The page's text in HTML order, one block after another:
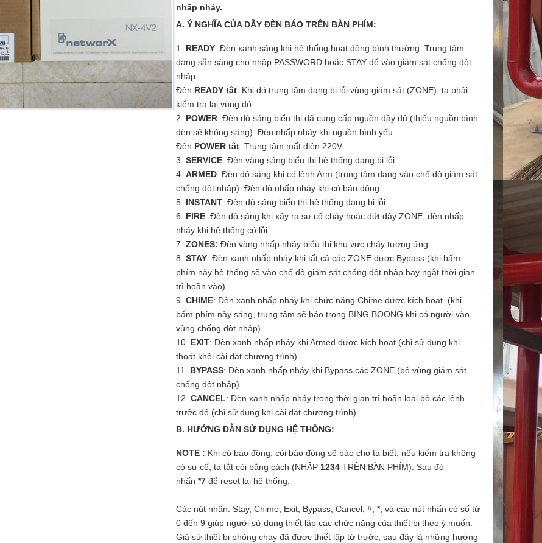
nhấp nháy.
A. Ý NGHĨA CỦA DÃY ĐÈN BÁO TRÊN BÀN PHÍM:
1. READY: Đèn xanh sáng khi hệ thống hoạt động bình thường. Trung tâm
đang sẵn sàng cho nhập PASSWORD hoặc STAY để vào giám sát chống đột
nhập.
Đèn READY tắt: Khi đó trung tâm đang bị lỗi vùng giám sát (ZONE), ta phải
kiểm tra lại vùng đó.
2. POWER: Đèn đỏ sáng biểu thị đã cung cấp nguồn đầy đủ (thiếu nguồn bình
đèn sẽ không sáng). Đèn nhấp nháy khi nguồn bình yếu.
Đèn POWER tắt: Trung tâm mất điện 220V.
3. SERVICE: Đèn vàng sáng biểu thị hệ thống đang bị lỗi.
4. ARMED: Đèn đỏ sáng khi có lệnh Arm (trung tâm đang vào chế độ giám sát
chống đột nhập). Đèn đỏ nhấp nháy khi có báo động.
5. INSTANT: Đèn đỏ sáng biểu thị hệ thống đang bị lỗi.
6. FIRE: Đèn đỏ sáng khi xảy ra sự cố cháy hoặc đứt dây ZONE, đèn nhấp
nháy khi hệ thống có lỗi.
7. ZONES: Đèn vàng nhấp nháy biểu thị khu vực cháy tương ứng.
8. STAY: Đèn xanh nhấp nháy khi tất cả các ZONE được Bypass (khi bấm
phím này hệ thống sẽ vào chế độ giám sát chống đột nhập hay ngắt thời gian
trì hoãn vào)
9. CHIME: Đèn xanh nhấp nháy khi chức năng Chime được kích hoạt. (khi
bấm phím này sáng, trung tâm sẽ báo trong BING BOONG khi có người vào
vùng chống đột nhập)
10. EXIT: Đèn xanh nhấp nháy khi Armed được kích hoạt (chỉ sử dụng khi
thoát khỏi cài đặt chương trình)
11. BYPASS: Đèn xanh nhấp nháy khi Bypass các ZONE (bỏ vùng giám sát
chống đột nhập)
12. CANCEL: Đèn xanh nhấp nháy trong thời gian trì hoãn loại bỏ các lệnh
trước đó (chỉ sử dụng khi cài đặt chương trình)
B. HƯỚNG DẪN SỬ DỤNG HỆ THỐNG:
NOTE : Khi có báo động, còi báo động sẽ báo cho ta biết, nếu kiểm tra không
có sự cố, ta tắt còi bằng cách (NHẬP 1234 TRÊN BÀN PHÍM). Sau đó
nhấn *7 để reset lại hệ thống.
Các nút nhấn: Stay, Chime, Exit, Bypass, Cancel, #, *, và các nút nhấn có số từ
0 đến 9 giúp người sử dụng thiết lập các chức năng của thiết bị theo ý muốn.
Giả sử thiết bị phòng cháy đã được thiết lập từ trước, sau đây là những hướng